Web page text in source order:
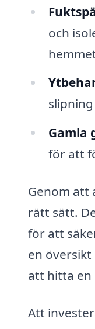
och
Gamla
för att
Genom att
rätt sätt.
för att
en
att hitta en
Att